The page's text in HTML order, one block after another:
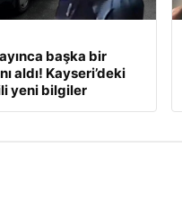
başka bir
aldı! Kayseri’deki
yeni bilgiler